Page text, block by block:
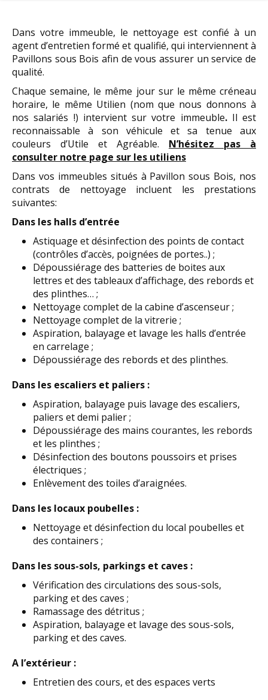
Dans votre immeuble, le nettoyage est confié à un
agent d’entretien formé et qualifié, qui interviennent à
Pavillons sous Bois afin de vous assurer un service de
qualité.
Chaque semaine, le même jour sur le même créneau
horaire, le même Utilien (nom que nous donnons à
nos salariés !) intervient sur votre immeuble. Il est
reconnaissable à son véhicule et sa tenue aux
couleurs d’Utile et Agréable. N’hésitez pas à
consulter notre page sur les utiliens
Dans vos immeubles situés à Pavillon sous Bois, nos
contrats de nettoyage incluent les prestations
suivantes:
Dans les halls d’entrée
Astiquage et désinfection des points de contact
(contrôles d’accès, poignées de portes..) ;
Dépoussiérage des batteries de boites aux
lettres et des tableaux d’affichage, des rebords et
des plinthes… ;
Nettoyage complet de la cabine d’ascenseur ;
Nettoyage complet de la vitrerie ;
Aspiration, balayage et lavage les halls d’entrée
en carrelage ;
Dépoussiérage des rebords et des plinthes.
Dans les escaliers et paliers :
Aspiration, balayage puis lavage des escaliers,
paliers et demi palier ;
Dépoussiérage des mains courantes, les rebords
et les plinthes ;
Désinfection des boutons poussoirs et prises
électriques ;
Enlèvement des toiles d’araignées.
Dans les locaux poubelles :
Nettoyage et désinfection du local poubelles et
des containers ;
Dans les sous-sols, parkings et caves :
Vérification des circulations des sous-sols,
parking et des caves ;
Ramassage des détritus ;
Aspiration, balayage et lavage des sous-sols,
parking et des caves.
A l’extérieur :
Entretien des cours, et des espaces verts